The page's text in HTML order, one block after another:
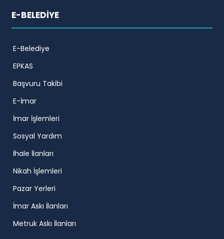
E-BELEDİYE
E-Belediye
EPKAS
Başvuru Takibi
E-İmar
İmar İşlemleri
Sosyal Yardım
İhale İlanları
Nikah İşlemleri
Pazar Yerleri
İmar Askı İlanları
Metruk Askı İlanları